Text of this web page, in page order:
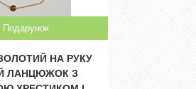
Подарунок
НА РУКУ
ЛАНЦЮЖОК З